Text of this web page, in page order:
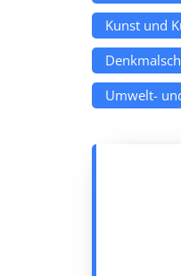
Kunst und
Umwelt-